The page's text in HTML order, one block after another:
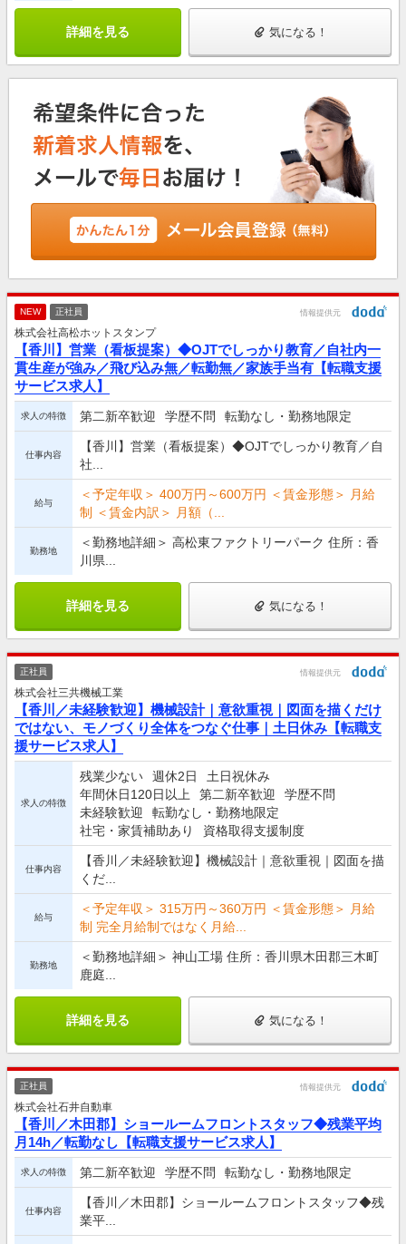
詳細を見る 気になる！
NEW 正社員 情報提供元
株式会社高松ホットスタンプ
【香川】営業（看板提案）◆OJTでしっかり教育／自社内一
貫生産が強み／飛び込み無／転勤無／家族手当有【転職支援
サービス求人】
求人の特徴 第二新卒歓迎 学歴不問 転勤なし・勤務地限定
仕事内容
【香川】営業（看板提案）◆OJTでしっかり教育／自
社...
給与
＜予定年収＞ 400万円～600万円 ＜賃金形態＞ 月給
制 ＜賃金内訳＞ 月額（...
勤務地
＜勤務地詳細＞ 高松東ファクトリーパーク 住所：香
川県...
詳細を見る 気になる！
正社員 情報提供元
株式会社三共機械工業
【香川／未経験歓迎】機械設計｜意欲重視｜図面を描くだけ
ではない、モノづくり全体をつなぐ仕事｜土日休み【転職支
援サービス求人】
求人の特徴
残業少ない 週休2日
土日祝休み
年間休日120日以上
第二新卒歓迎
学歴不問
未経験歓迎
転勤なし・勤務地限定
社宅・家賃補助あり
資格取得支援制度
仕事内容
【香川／未経験歓迎】機械設計｜意欲重視｜図面を描
くだ...
給与
＜予定年収＞ 315万円～360万円 ＜賃金形態＞ 月給
制 完全月給制ではなく月給...
勤務地
＜勤務地詳細＞ 神山工場 住所：香川県木田郡三木町
鹿庭...
詳細を見る 気になる！
正社員 情報提供元
株式会社石井自動車
【香川／木田郡】ショールームフロントスタッフ◆残業平均
月14h／転勤なし【転職支援サービス求人】
求人の特徴 第二新卒歓迎 学歴不問 転勤なし・勤務地限定
仕事内容
【香川／木田郡】ショールームフロントスタッフ◆残
業平...